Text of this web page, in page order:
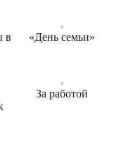
в
«День семьи»
За работой